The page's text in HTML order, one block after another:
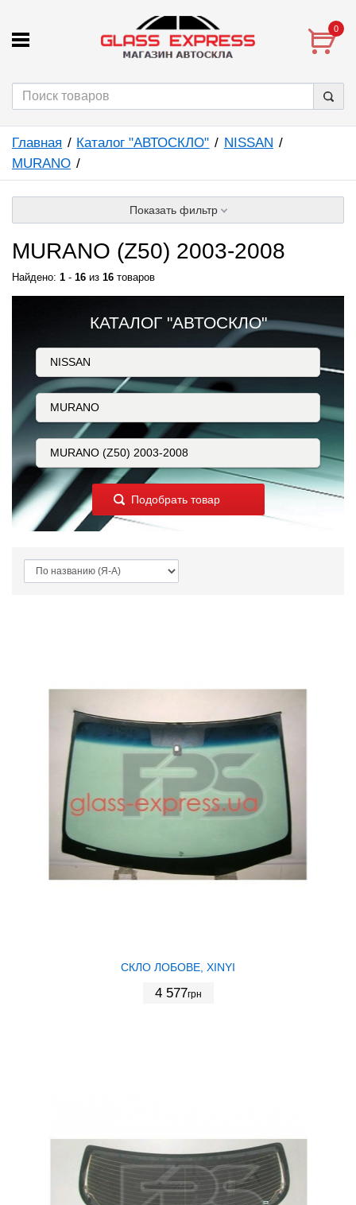
0
Главная Каталог "АВТОСКЛО"
NISSAN
MURANO
Показать фильтр
MURANO (Z50) 2003-2008
Найдено: 1 - 16 из 16 товаров
КАТАЛОГ "АВТОСКЛО"
Подобрать товар
СКЛО ЛОБОВЕ, XINYI
4 577грн